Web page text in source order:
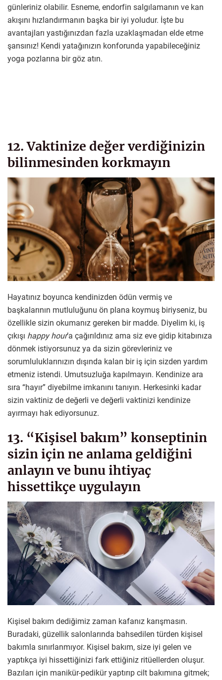
günleriniz olabilir. Esneme, endorfin salgılamanın ve kan
akışını hızlandırmanın başka bir iyi yoludur. İşte bu
avantajları yastığınızdan fazla uzaklaşmadan elde etme
şansınız! Kendi yatağınızın konforunda yapabileceğiniz
yoga pozlarına bir göz atın.
12. Vaktinize değer verdiğinizin
bilinmesinden korkmayın
Hayatınız boyunca kendinizden ödün vermiş ve
başkalarının mutluluğunu ön plana koymuş biriyseniz, bu
özellikle sizin okumanız gereken bir madde. Diyelim ki, iş
çıkışı happy hour’a çağırıldınız ama siz eve gidip kitabınıza
dönmek istiyorsunuz ya da sizin görevleriniz ve
sorumluluklarınızın dışında kalan bir iş için sizden yardım
etmeniz istendi. Umutsuzluğa kapılmayın. Kendinize ara
sıra “hayır” diyebilme imkanını tanıyın. Herkesinki kadar
sizin vaktiniz de değerli ve değerli vaktinizi kendinize
ayırmayı hak ediyorsunuz.
13. “Kişisel bakım” konseptinin
sizin için ne anlama geldiğini
anlayın ve bunu ihtiyaç
hissettikçe uygulayın
Kişisel bakım dediğimiz zaman kafanız karışmasın.
Buradaki, güzellik salonlarında bahsedilen türden kişisel
bakımla sınırlanmıyor. Kişisel bakım, size iyi gelen ve
yaptıkça iyi hissettiğinizi fark ettiğiniz ritüellerden oluşur.
Bazıları için manikür-pedikür yaptırıp cilt bakımına gitmek;